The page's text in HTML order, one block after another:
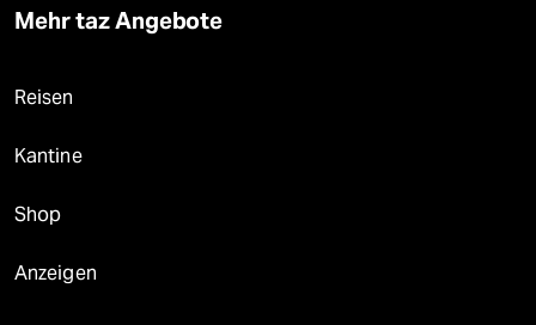
Mehr taz Angebote
Reisen
Kantine
Shop
Anzeigen